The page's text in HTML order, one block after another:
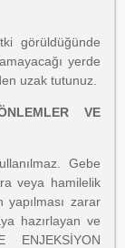
görüldüğünde
yerde
uzak tutunuz.
VE
Gebe
veya hamilelik
zarar
hazırlayan ve